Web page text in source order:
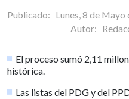
Publicado: Lunes, 8 de Mayo
Autor:
El proceso sumó 2,11
histórica.
Las listas del PDG y del